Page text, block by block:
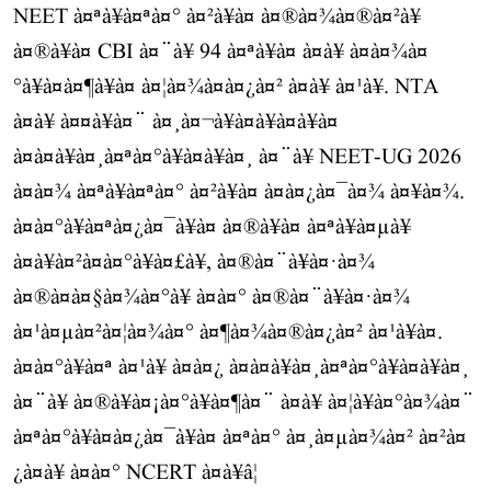
NEET à¤ªà¥à¤ªà¤° à¤²à¥à¤ à¤®à¤¾à¤®à¤²à¥
à¤®à¥à¤ CBI à¤¨à¥ 94 à¤ªà¥à¤ à¤à¥ à¤à¤¾à¤
°à¥à¤à¤¶à¥à¤ à¤¦à¤¾à¤à¤¿à¤² à¤à¥ à¤¹à¥. NTA
à¤à¥ à¤¤à¥à¤¨ à¤¸à¤¬à¥à¤à¥à¤à¥à¤
à¤à¤à¥à¤¸à¤ªà¤°à¥à¤à¥à¤¸ à¤¨à¥ NEET-UG 2026
à¤à¤¾ à¤ªà¥à¤ªà¤° à¤²à¥à¤ à¤à¤¿à¤¯à¤¾ à¤¥à¤¾.
à¤à¤°à¥à¤ªà¤¿à¤¯à¥à¤ à¤®à¥à¤ à¤ªà¥à¤µà¥
à¤à¥à¤²à¤à¤°à¥à¤£à¥, à¤®à¤¨à¥à¤·à¤¾
à¤®à¤à¤§à¤¾à¤°à¥ à¤à¤° à¤®à¤¨à¥à¤·à¤¾
à¤¹à¤µà¤²à¤¦à¤¾à¤° à¤¶à¤¾à¤®à¤¿à¤² à¤¹à¥à¤.
à¤à¤°à¥à¤ª à¤¹à¥ à¤à¤¿ à¤à¤à¥à¤¸à¤ªà¤°à¥à¤à¥à¤¸
à¤¨à¥ à¤®à¥à¤¡à¤°à¥à¤¶à¤¨ à¤à¥ à¤¦à¥à¤°à¤¾à¤¨
à¤ªà¤°à¥à¤à¤¿à¤¯à¥à¤ à¤ªà¤° à¤¸à¤µà¤¾à¤² à¤²à¤
¿à¤à¥ à¤à¤° NCERT à¤à¥â¦